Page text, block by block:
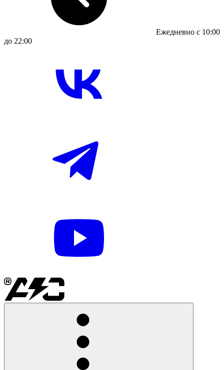
Ежедневно с 10:00
до 22:00